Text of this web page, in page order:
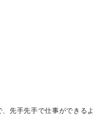
先手先手で仕事ができるよ